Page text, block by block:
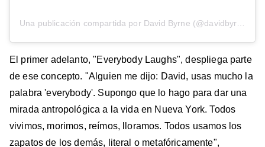
El primer adelanto, "Everybody Laughs", despliega parte
de ese concepto. "Alguien me dijo: David, usas mucho la
palabra 'everybody'. Supongo que lo hago para dar una
mirada antropológica a la vida en Nueva York. Todos
vivimos, morimos, reímos, lloramos. Todos usamos los
zapatos de los demás, literal o metafóricamente",